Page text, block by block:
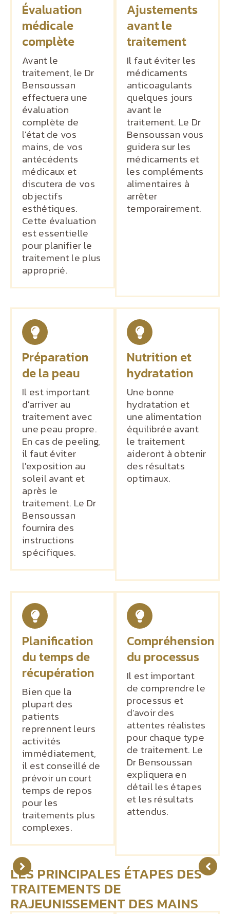
Évaluation
médicale
complète
Avant le
traitement, le Dr
Bensoussan
effectuera une
évaluation
complète de
l'état de vos
mains, de vos
antécédents
médicaux et
discutera de vos
objectifs
esthétiques.
Cette évaluation
est essentielle
pour planifier le
traitement le plus
approprié.
Ajustements
avant le
traitement
Il faut éviter les
médicaments
anticoagulants
quelques jours
avant le
traitement. Le Dr
Bensoussan vous
guidera sur les
médicaments et
les compléments
alimentaires à
arrêter
temporairement.
Préparation
de la peau
Il est important
d'arriver au
traitement avec
une peau propre.
En cas de peeling,
il faut éviter
l'exposition au
soleil avant et
après le
traitement. Le Dr
Bensoussan
fournira des
instructions
spécifiques.
Nutrition et
hydratation
Une bonne
hydratation et
une alimentation
équilibrée avant
le traitement
aideront à obtenir
des résultats
optimaux.
Planification
du temps de
récupération
Bien que la
plupart des
patients
reprennent leurs
activités
immédiatement,
il est conseillé de
prévoir un court
temps de repos
pour les
traitements plus
complexes.
Compréhension
du processus
Il est important
de comprendre le
processus et
d'avoir des
attentes réalistes
pour chaque type
de traitement. Le
Dr Bensoussan
expliquera en
détail les étapes
et les résultats
attendus.
LES PRINCIPALES ÉTAPES DES
TRAITEMENTS DE
RAJEUNISSEMENT DES MAINS